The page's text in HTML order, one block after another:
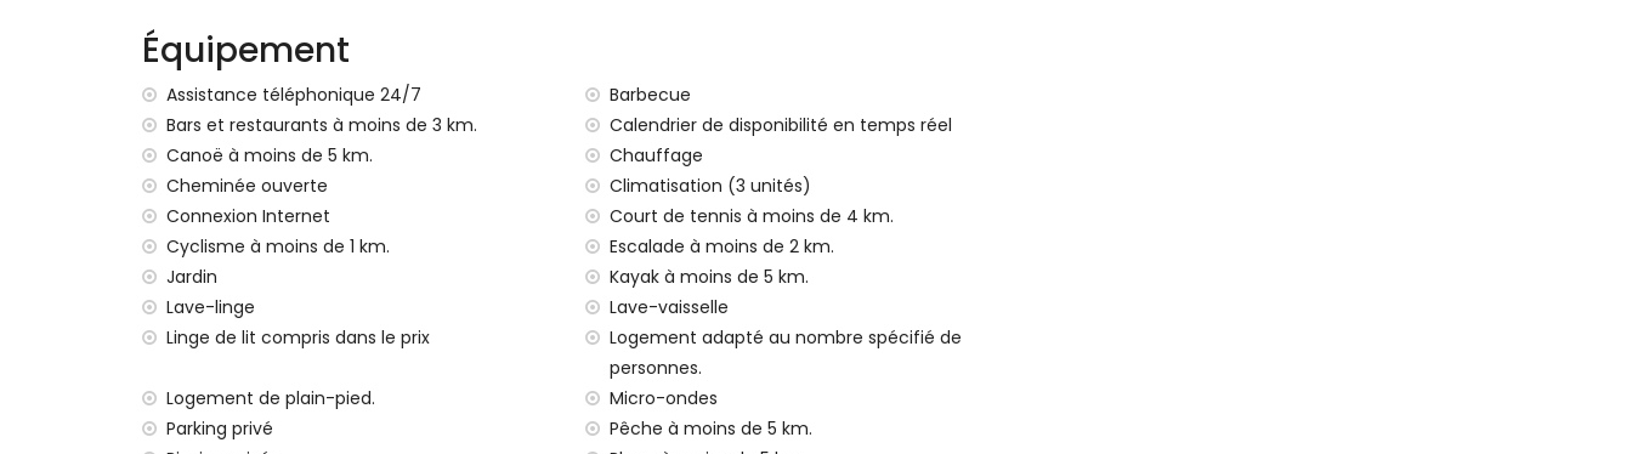
aéroport le plus proche : Alicante (à moins de 100 kilomètres de la villa)
deuxième aéroport le plus proche : Valence (> 100 kilomètres)
les animaux de compagnie ne sont pas autorisés
l'hébergement est très adapté aux familles avec enfants
Équipements et services inclus dans le prix de location de la villa
internet (WiFi)
fer et planche à repasser
linge de lit et serviettes
service de réception et service d'urgence 24h/24
chauffage par air et climatisation
Équipements et services avec supplément
Divertissement et activités de loisirs pour vos vacances à Jávea, Costa Blanca
Équipement
Assistance téléphonique 24/7
Barbecue
Bars et restaurants à moins de 3 km.
Calendrier de disponibilité en temps réel
Canoë à moins de 5 km.
Chauffage
Cheminée ouverte
Climatisation (3 unités)
Connexion Internet
Court de tennis à moins de 4 km.
Cyclisme à moins de 1 km.
Escalade à moins de 2 km.
Jardin
Kayak à moins de 5 km.
Lave-linge
Lave-vaisselle
Linge de lit compris dans le prix
Logement adapté au nombre spécifié de
personnes.
Logement de plain-pied.
Micro-ondes
Parking privé
Pêche à moins de 5 km.